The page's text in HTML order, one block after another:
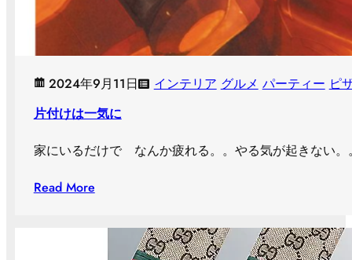
2024年9月11日 インテリア グルメ パーティー ピ
片付けは一気に
家にいるだけで なんか疲れる。。やる気が起きない
Read More